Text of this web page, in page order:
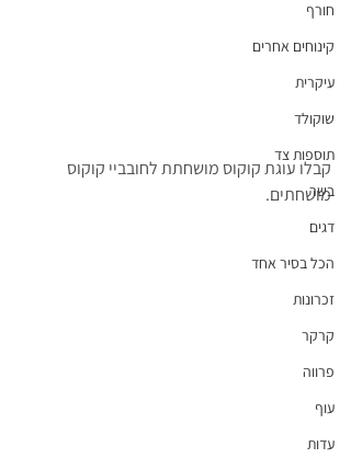
חורף
קינוחים אחרים
עיקרית
שוקולד
תוספות צד
בשר
דגים
הכל בסיר אחד
זכרונות
קרקר
פרווה
עוף
עדות
קבלו עוגת קוקוס מושחתת לחובביי קוקוס
מושחתים.